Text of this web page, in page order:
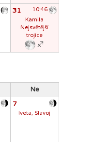
31
10:46
Kamila
Nejsvětější
trojice
Ne
7
Iveta, Slavoj